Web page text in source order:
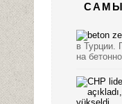
в Турции.
на